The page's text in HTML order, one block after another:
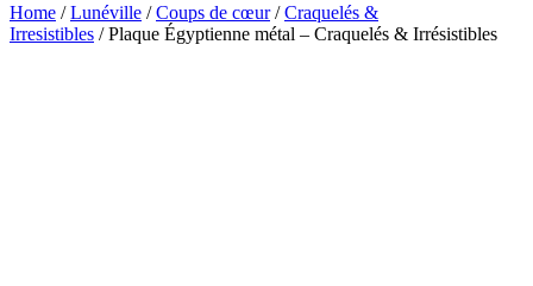
Home /Lunéville /Coups de cœur/Craquelés &
Irresistibles / Plaque Égyptienne métal – Craquelés & Irrésistibles